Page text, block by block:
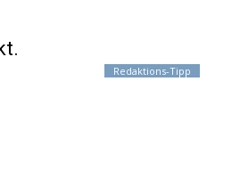
Redaktions-Tipp